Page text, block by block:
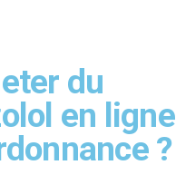
du
en ligne
?